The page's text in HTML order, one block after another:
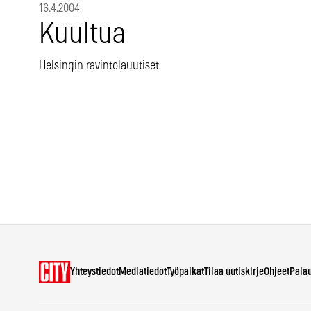
16.4.2004
Kuultua
Helsingin ravintolauutiset
YhteystiedotMediatiedotTyöpaikatTilaa uutiskirjeOhjeet